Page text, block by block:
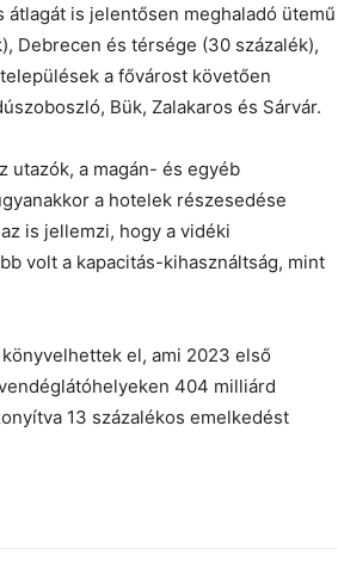
is jelentősen meghaladó ütemű
Debrecen és térsége (30 százalék),
a fővárost követően
Bük, Zalakaros és Sárvár.
utazók, a magán- és egyéb
a hotelek részesedése
is jellemzi, hogy a vidéki
volt a kapacitás-kihasználtság, mint
el, ami 2023 első
404 milliárd
13 százalékos emelkedést